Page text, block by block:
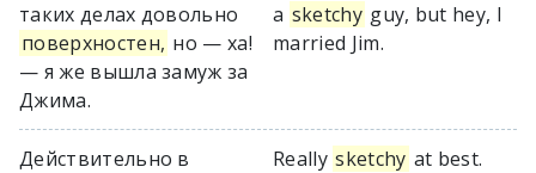
таких делах довольно
поверхностен, но — ха!
— я же вышла замуж за
Джима.
a sketchy guy, but hey, I
married Jim.
Действительно в
Really sketchy at best.